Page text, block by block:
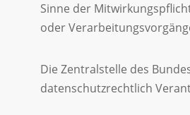
Sinne der
oder
Die Zentralstelle des
datenschutzrechtlich